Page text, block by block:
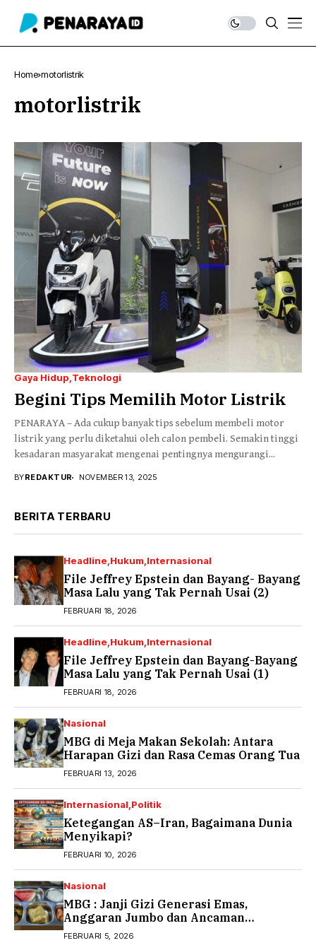
Home motorlistrik
motorlistrik
Gaya Hidup Teknologi
Begini Tips Memilih Motor Listrik
PENARAYA – Ada cukup banyak tips sebelum membeli motor
listrik yang perlu diketahui oleh calon pembeli. Semakin tinggi
kesadaran masyarakat mengenai pentingnya mengurangi...
BYREDAKTUR NOVEMBER 13, 2025
BERITA TERBARU
Headline Hukum Internasional
File Jeffrey Epstein dan Bayang- Bayang
Masa Lalu yang Tak Pernah Usai (2)
FEBRUARI 18, 2026
Headline Hukum Internasional
File Jeffrey Epstein dan Bayang-Bayang
Masa Lalu yang Tak Pernah Usai (1)
FEBRUARI 18, 2026
Nasional
MBG di Meja Makan Sekolah: Antara
Harapan Gizi dan Rasa Cemas Orang Tua
FEBRUARI 13, 2026
Internasional Politik
Ketegangan AS–Iran, Bagaimana Dunia
Menyikapi?
FEBRUARI 10, 2026
Nasional
MBG : Janji Gizi Generasi Emas,
Anggaran Jumbo dan Ancaman
Keracunan
FEBRUARI 5, 2026